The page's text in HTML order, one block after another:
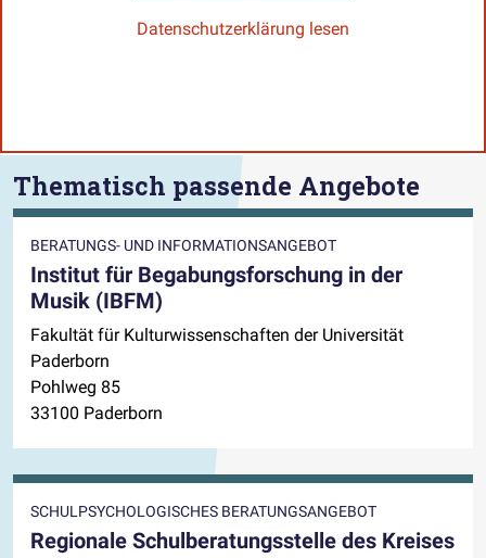
Datenschutzerklärung lesen
Thematisch passende Angebote
BERATUNGS- UND INFORMATIONSANGEBOT
Institut für Begabungsforschung in der
Musik (IBFM)
Fakultät für Kulturwissenschaften der Universität
Paderborn
Pohlweg 85
33100 Paderborn
SCHULPSYCHOLOGISCHES BERATUNGSANGEBOT
Regionale Schulberatungsstelle des Kreises